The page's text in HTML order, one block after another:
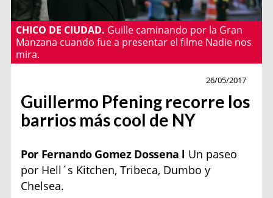
CHICO DE CIUDAD. Guille caminando por la Gran
Manzana cuando fue a presentar el filme Nadie nos
mira.
26/05/2017
Guillermo Pfening recorre los
barrios más cool de NY
Por Fernando Gomez Dossena l Un paseo
por Hell´s Kitchen, Tribeca, Dumbo y
Chelsea.